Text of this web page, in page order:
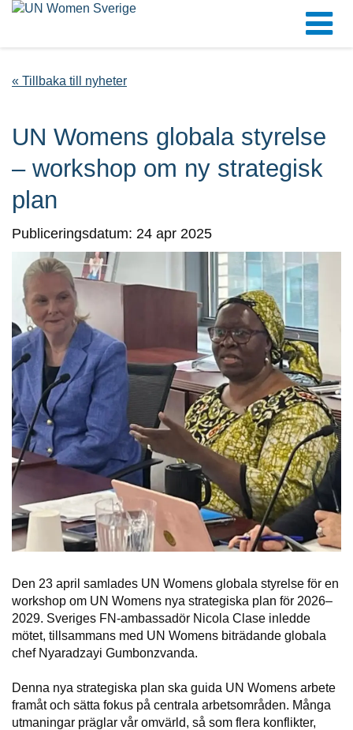
« Tillbaka till nyheter
UN Womens globala styrelse
– workshop om ny strategisk
plan
Publiceringsdatum: 24 apr 2025
Den 23 april samlades UN Womens globala styrelse för en
workshop om UN Womens nya strategiska plan för 2026–
2029. Sveriges FN-ambassadör Nicola Clase inledde
mötet, tillsammans med UN Womens biträdande globala
chef Nyaradzayi Gumbonzvanda.
Denna nya strategiska plan ska guida UN Womens arbete
framåt och sätta fokus på centrala arbetsområden. Många
utmaningar präglar vår omvärld, så som flera konflikter,